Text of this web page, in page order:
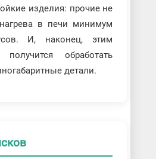
изделия: прочие не
в печи минимум
И, наконец, этим
обработать
детали.